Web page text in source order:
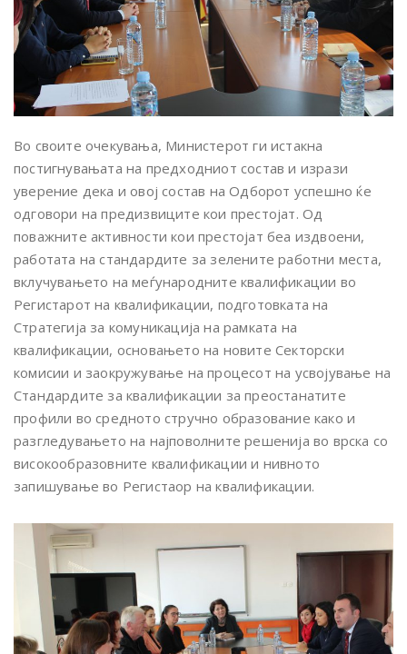
Во своите очекувања, Министерот ги истакна
постигнувањата на предходниот состав и изрази
уверение дека и овој состав на Одборот успешно ќе
одговори на предизвиците кои престојат. Од
поважните активности кои престојат беа издвоени,
работата на стандардите за зелените работни места,
вклучувањето на меѓународните квалификации во
Регистарот на квалификации, подготовката на
Стратегија за комуникација на рамката на
квалификации, основањето на новите Секторски
комисии и заокружување на процесот на усвојување на
Стандардите за квалификации за преостанатите
профили во средното стручно образование како и
разгледувањето на најповолните решенија во врска со
високообразовните квалификации и нивното
запишување во Регистаор на квалификации.